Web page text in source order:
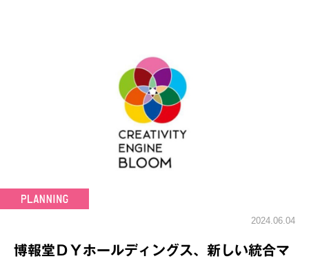
2024.06.04
博報堂ＤＹホールディングス、新しい統合マ